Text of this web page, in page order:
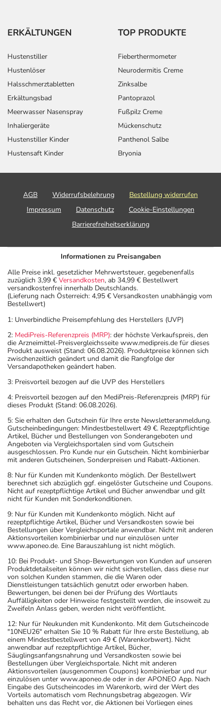
ERKÄLTUNGEN
Hustenstiller
Hustenlöser
Halsschmerztabletten
Erkältungsbad
Meerwasser Nasenspray
Inhaliergeräte
Hustenstiller Kinder
Hustensaft Kinder
TOP PRODUKTE
Fieberthermometer
Neurodermitis Creme
Zinksalbe
Pantoprazol
Fußpilz Creme
Mückenschutz
Panthenol Salbe
Bryonia
AGB Widerrufsbelehrung
Bestellung widerrufen
Impressum
Datenschutz
Cookie-Einstellungen
Barrierefreiheitserklärung
Informationen zu Preisangaben
Alle Preise inkl. gesetzlicher Mehrwertsteuer, gegebenenfalls
zuzüglich 3,99 € Versandkosten, ab 34,99 € Bestellwert
versandkostenfrei innerhalb Deutschlands.
(Lieferung nach Österreich: 4,95 € Versandkosten unabhängig vom
Bestellwert)
1: Unverbindliche Preisempfehlung des Herstellers (UVP)
2: MediPreis-Referenzpreis (MRP): der höchste Verkaufspreis, den
die Arzneimittel-Preisvergleichsseite www.medipreis.de für dieses
Produkt ausweist (Stand: 06.08.2026). Produktpreise können sich
zwischenzeitlich geändert und damit die Rangfolge der
Versandapotheken geändert haben.
3: Preisvorteil bezogen auf die UVP des Herstellers
4: Preisvorteil bezogen auf den MediPreis-Referenzpreis (MRP) für
dieses Produkt (Stand: 06.08.2026).
5: Sie erhalten den Gutschein für Ihre erste Newsletteranmeldung.
Gutscheinbedingungen: Mindestbestellwert 49 €. Rezeptpflichtige
Artikel, Bücher und Bestellungen von Sonderangeboten und
Angeboten via Vergleichsportalen sind vom Gutschein
ausgeschlossen. Pro Kunde nur ein Gutschein. Nicht kombinierbar
mit anderen Gutscheinen, Sonderpreisen und Rabatt-Aktionen.
8: Nur für Kunden mit Kundenkonto möglich. Der Bestellwert
berechnet sich abzüglich ggf. eingelöster Gutscheine und Coupons.
Nicht auf rezeptpflichtige Artikel und Bücher anwendbar und gilt
nicht für Kunden mit Sonderkonditionen.
9: Nur für Kunden mit Kundenkonto möglich. Nicht auf
rezeptpflichtige Artikel, Bücher und Versandkosten sowie bei
Bestellungen über Vergleichsportale anwendbar. Nicht mit anderen
Aktionsvorteilen kombinierbar und nur einzulösen unter
www.aponeo.de. Eine Barauszahlung ist nicht möglich.
10: Bei Produkt- und Shop-Bewertungen von Kunden auf unseren
Produktdetailseiten können wir nicht sicherstellen, dass diese nur
von solchen Kunden stammen, die die Waren oder
Dienstleistungen tatsächlich genutzt oder erworben haben.
Bewertungen, bei denen bei der Prüfung des Wortlauts
Auffälligkeiten oder Hinweise festgestellt werden, die insoweit zu
Zweifeln Anlass geben, werden nicht veröffentlicht.
12: Nur für Neukunden mit Kundenkonto. Mit dem Gutscheincode
"10NEU26" erhalten Sie 10 % Rabatt für Ihre erste Bestellung, ab
einem Mindestbestellwert von 49 € (Warenkorbwert). Nicht
anwendbar auf rezeptpflichtige Artikel, Bücher,
Säuglingsanfangsnahrung und Versandkosten sowie bei
Bestellungen über Vergleichsportale. Nicht mit anderen
Aktionsvorteilen (ausgenommen Coupons) kombinierbar und nur
einzulösen unter www.aponeo.de oder in der APONEO App. Nach
Eingabe des Gutscheincodes im Warenkorb, wird der Wert des
Vorteils automatisch vom Rechnungsbetrag abgezogen. Wir
behalten uns das Recht vor, die Aktionen bei Vorliegen eines